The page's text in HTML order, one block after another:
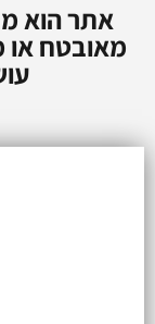
אתר הוא
מאובטח